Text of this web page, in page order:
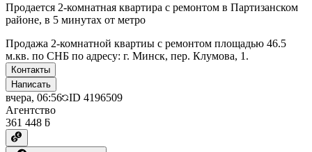
Продается 2-комнатная квартира с ремонтом в Партизанском
районе, в 5 минутах от метро
Продажа 2-комнатной квартиы с ремонтом площадью 46.5
м.кв. по СНБ по адресу: г. Минск, пер. Клумова, 1.
Контакты
Написать
вчера, 06:56 ID 4196509
Агентство
361 448 ƃ